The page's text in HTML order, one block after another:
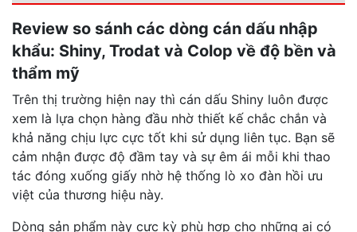
Review so sánh các dòng cán dấu nhập
khẩu: Shiny, Trodat và Colop về độ bền và
thẩm mỹ
Trên thị trường hiện nay thì cán dấu Shiny luôn được
xem là lựa chọn hàng đầu nhờ thiết kế chắc chắn và
khả năng chịu lực cực tốt khi sử dụng liên tục. Bạn sẽ
cảm nhận được độ đầm tay và sự êm ái mỗi khi thao
tác đóng xuống giấy nhờ hệ thống lò xo đàn hồi ưu
việt của thương hiệu này.
Dòng sản phẩm này cực kỳ phù hợp cho những ai có